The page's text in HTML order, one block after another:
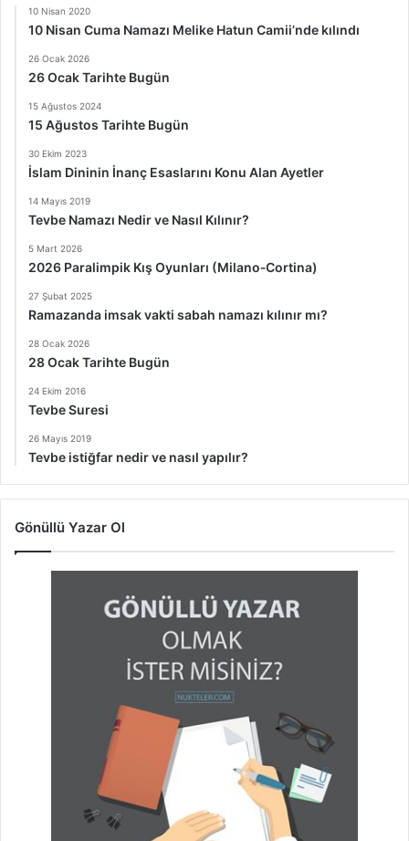
10 Nisan 2020
10 Nisan Cuma Namazı Melike Hatun Camii’nde kılındı
26 Ocak 2026
26 Ocak Tarihte Bugün
15 Ağustos 2024
15 Ağustos Tarihte Bugün
30 Ekim 2023
İslam Dininin İnanç Esaslarını Konu Alan Ayetler
14 Mayıs 2019
Tevbe Namazı Nedir ve Nasıl Kılınır?
5 Mart 2026
2026 Paralimpik Kış Oyunları (Milano‑Cortina)
27 Şubat 2025
Ramazanda imsak vakti sabah namazı kılınır mı?
28 Ocak 2026
28 Ocak Tarihte Bugün
24 Ekim 2016
Tevbe Suresi
26 Mayıs 2019
Tevbe istiğfar nedir ve nasıl yapılır?
Gönüllü Yazar Ol